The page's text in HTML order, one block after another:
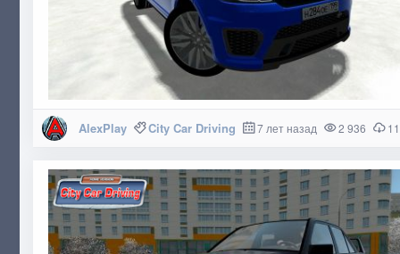
AlexPlay City Car Driving 7 лет назад 2 936